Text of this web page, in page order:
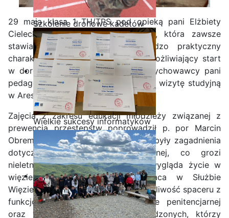
Szkolenie dronowe kadetów
OPW w Staszicu
Wielkie sukcesy informatyków
ze Staszica w Akademii
CISCO!
29 maja klasa 1 TH/TPS pod opieką pani Elżbiety
Cieleckiej – doradcy zawodowego, która zawsze
stawia w swojej pracy, na bardzo praktyczny
charakter przekazywanej wiedzy umożliwiający start
w dorosłe zawodowe życie oraz wychowawcy pani
pedagog Joanny Stachowicz złożyła wizytę studyjną
w Areszcie Śledczym.
Zajęcia z zakresu edukacji młodzieży związanej z
prewencją przestępstw poprowadził p. por Marcin
Obremski. Podczas zajęć poruszane były zagadnienia
dotyczące odpowiedzialności karnej, co grozi
nieletnim za złamanie prawa, jak wygląda życie w
więzieniu oraz jak wygląda praca w Służbie
Więziennej. Młodzież miała także możliwość spaceru z
funkcjonariuszem SW po jednostce penitencjarnej
oraz wysłuchania świadectwa osadzonych, którzy